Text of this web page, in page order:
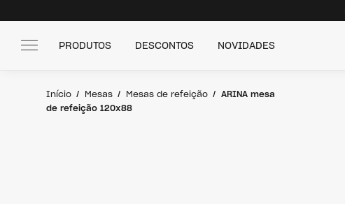
PRODUTOS DESCONTOS NOVIDADES
Início Mesas Mesas de refeição
ARINA mesa
de refeição 120x88